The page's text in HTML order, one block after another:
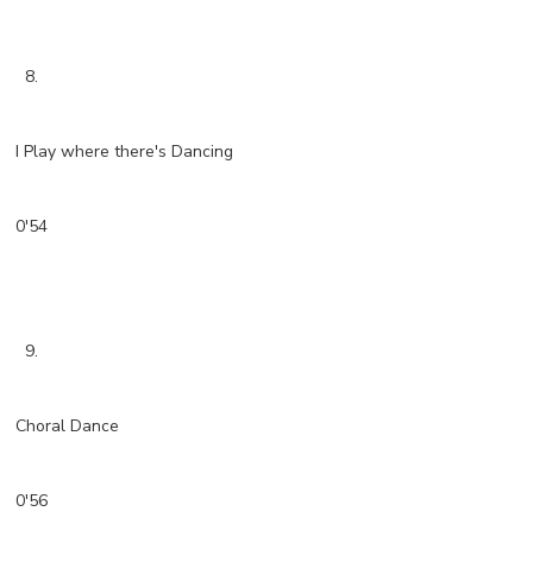
8.
I Play where there's Dancing
0'54
9.
Choral Dance
0'56